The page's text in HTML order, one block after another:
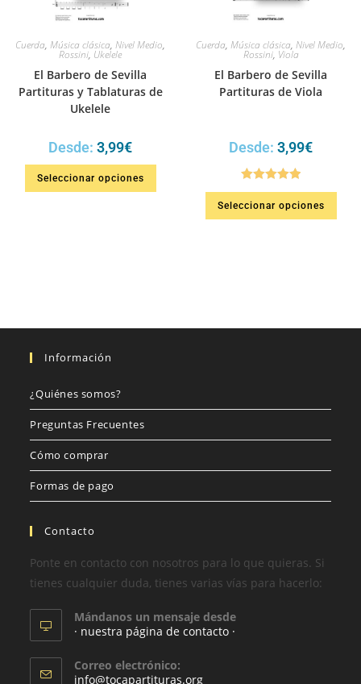
Cuerda, Música clásica, Nivel Medio,
Rossini, Ukelele
El Barbero de Sevilla
Partituras y Tablaturas de
Ukelele
Desde: 3,99€
Seleccionar opciones
Cuerda, Música clásica, Nivel Medio,
Rossini, Viola
El Barbero de Sevilla
Partituras de Viola
Desde: 3,99€
Valorado en
5.00de 5
Seleccionar opciones
Información
¿Quiénes somos?
Preguntas Frecuentes
Cómo comprar
Formas de pago
Contacto
Ponte en contacto con nosotros para lo que quieras. Si
tienes cualquier duda, tienes varias vías para hacerlo:
Mándanos un mensaje desde
· nuestra página de contacto ·
Correo electrónico:
info@tocapartituras.org